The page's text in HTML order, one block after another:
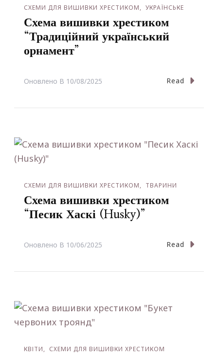
СХЕМИ ДЛЯ ВИШИВКИ ХРЕСТИКОМ УКРАЇНСЬКЕ
Схема вишивки хрестиком
“Традиційний український
орнамент”
Оновлено В 10/08/2025 Read
СХЕМИ ДЛЯ ВИШИВКИ ХРЕСТИКОМ ТВАРИНИ
Схема вишивки хрестиком
“Песик Хаскі (Husky)”
Оновлено В 10/06/2025 Read
КВІТИ СХЕМИ ДЛЯ ВИШИВКИ ХРЕСТИКОМ